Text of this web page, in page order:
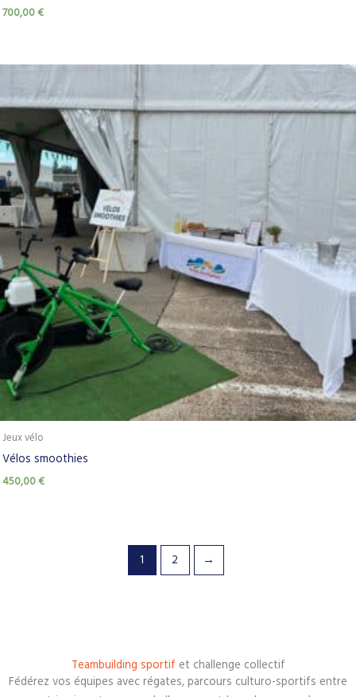
700,00€
Jeux vélo
Vélos smoothies
450,00€
1 2 →
Teambuilding sportif et challenge collectif
Fédérez vos équipes avec régates, parcours culturo-sportifs entre